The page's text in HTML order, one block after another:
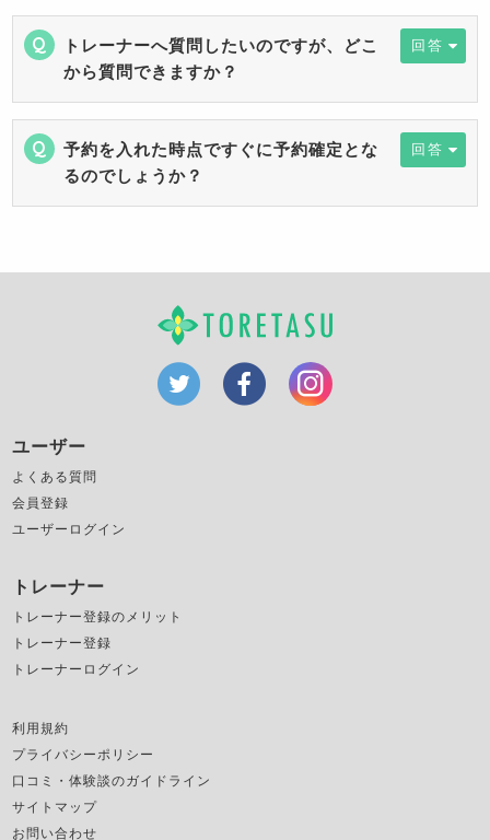
トレーナーへ質問したいのですが、どこ
から質問できますか？
回答
予約を入れた時点ですぐに予約確定とな
るのでしょうか？
回答
ユーザー
よくある質問
会員登録
ユーザーログイン
トレーナー
トレーナー登録のメリット
トレーナー登録
トレーナーログイン
利用規約
プライバシーポリシー
口コミ・体験談のガイドライン
サイトマップ
お問い合わせ